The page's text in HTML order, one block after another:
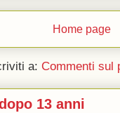
Home page
a: Commenti sul
13 anni